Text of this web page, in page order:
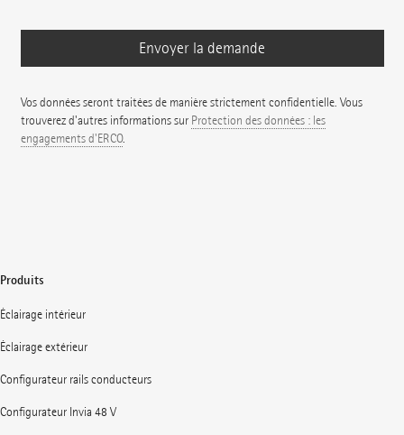
Vos données seront traitées de manière strictement confidentielle. Vous
trouverez d'autres informations sur Protection des données : les
engagements d'ERCO.
Produits
Éclairage intérieur
Éclairage extérieur
Configurateur rails conducteurs
Configurateur Invia 48 V